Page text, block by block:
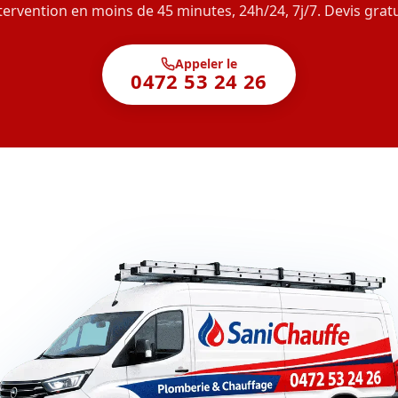
en moins de 45 minutes, 24h/24, 7j/7. Devis
Appeler le
0472 53 24 26